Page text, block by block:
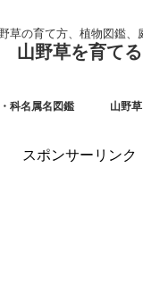
草の育て方、植物図鑑、
山野草を育てる
科名属名図鑑 山野
スポンサーリンク